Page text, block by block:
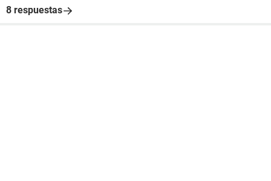
8 respuestas